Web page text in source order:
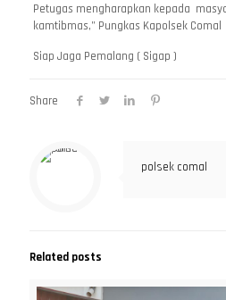
Petugas mengharapkan kepada
kamtibmas,” Pungkas Kapolsek Comal
Siap Jaga Pemalang ( Sigap )
Share
polsek comal
Related posts